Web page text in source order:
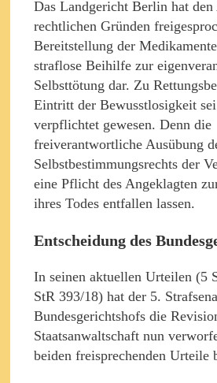
Das Landgericht Berlin hat den
rechtlichen Gründen
Bereitstellung der
straflose Beihilfe zur
Selbsttötung dar. Zu
Eintritt der Bewusstlosigkeit
verpflichtet gewesen. Denn die
freiverantwortliche Ausübung
Selbstbestimmungsrechts der
eine Pflicht des Angeklagten
ihres Todes entfallen lassen.
Entscheidung des
In seinen aktuellen Urteilen (5
StR 393/18) hat der 5.
Bundesgerichtshofs die
Staatsanwaltschaft nun
beiden freisprechenden Urteile